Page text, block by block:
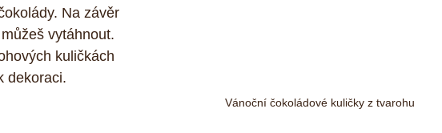
Vánoční čokoládové kuličky z tvarohu
Na závěr
vytáhnout.
kuličkách
dekoraci.